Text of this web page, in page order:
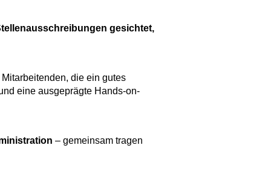
gesichtet,
die ein gutes
eine ausgeprägte Hands-on-
– gemeinsam tragen